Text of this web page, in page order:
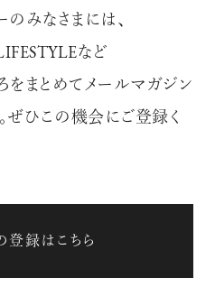
みなさまには、
など
をまとめてメールマガジン
ぜひこの機会にご登録く
登録はこちら